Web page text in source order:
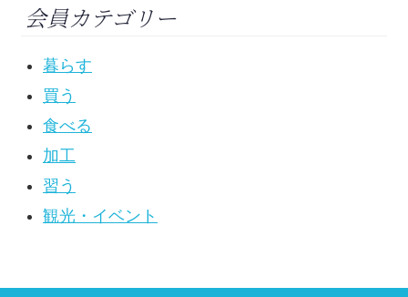
会員カテゴリー
暮らす
買う
食べる
加工
習う
観光・イベント